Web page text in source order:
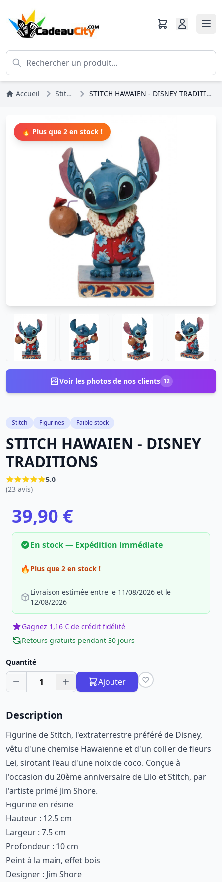
Accueil Stitch STITCH HAWAIEN - DISNEY TRADITIONS
🔥 Plus que 2 en stock !
Voir les photos de nos clients 12
Stitch Figurines Faible stock
STITCH HAWAIEN - DISNEY
TRADITIONS
5.0
(23 avis)
39,90 €
En stock — Expédition immédiate
🔥 Plus que 2 en stock !
Livraison estimée entre le 11/08/2026 et le
12/08/2026
Gagnez 1,16 € de crédit fidélité
Retours gratuits pendant 30 jours
Quantité
1 Ajouter
Description
Figurine de Stitch, l'extraterrestre préféré de Disney,
vêtu d'une chemise Hawaïenne et d'un collier de fleurs
Lei, sirotant l'eau d'une noix de coco. Conçue à
l'occasion du 20ème anniversaire de Lilo et Stitch, par
l'artiste primé Jim Shore.
Figurine en résine
Hauteur : 12.5 cm
Largeur : 7.5 cm
Profondeur : 10 cm
Peint à la main, effet bois
Designer : Jim Shore